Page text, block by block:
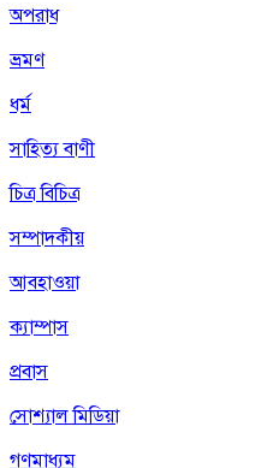
অপরাধ
ভ্রমণ
ধর্ম
সাহিত্য বাণী
চিত্র বিচিত্র
সম্পাদকীয়
আবহাওয়া
ক্যাম্পাস
প্রবাস
সোশ্যাল মিডিয়া
গণমাধ্যম